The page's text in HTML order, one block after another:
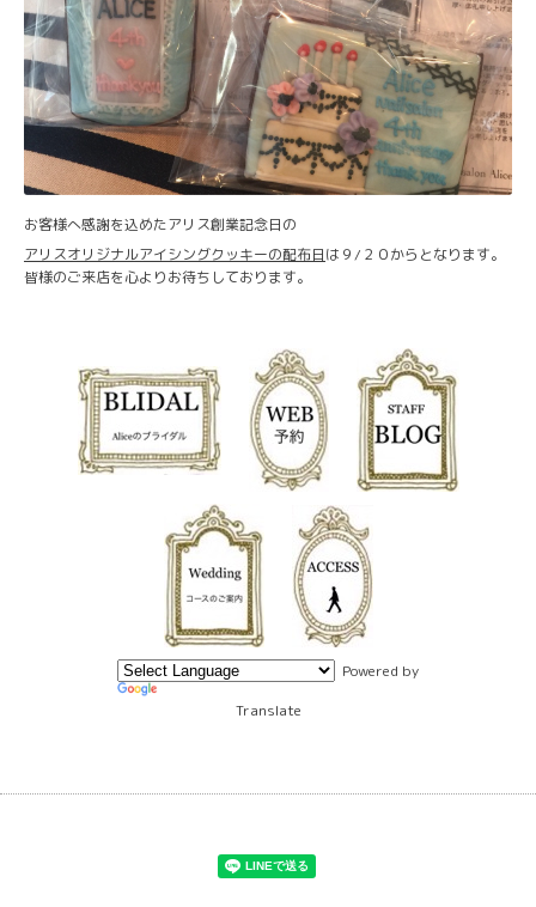
お客様へ感謝を込めたアリス創業記念日の
アリスオリジナルアイシングクッキーの配布日は９/２０からとなります。
皆様のご来店を心よりお待ちしております。
Powered by
Translate